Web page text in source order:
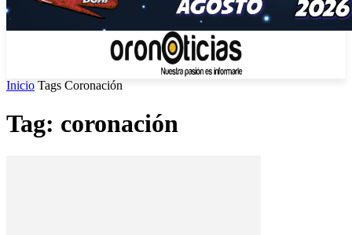
Inicio Tags Coronación
Tag: coronación